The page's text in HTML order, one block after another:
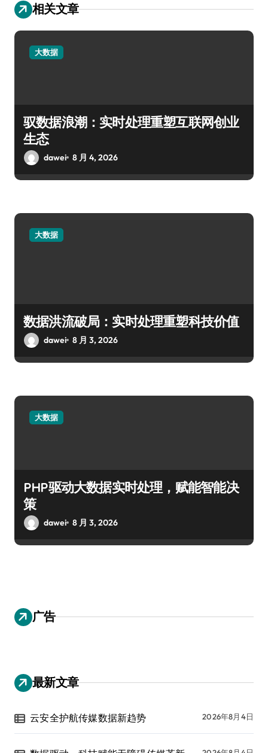
相关文章
大数据
驭数据浪潮：实时处理重塑互联网创业
生态
dawei 8 月 4, 2026
大数据
数据洪流破局：实时处理重塑科技价值
dawei 8 月 3, 2026
大数据
PHP驱动大数据实时处理，赋能智能决
策
dawei 8 月 3, 2026
广告
最新文章
云安全护航传媒数据新趋势 2026年8月4日